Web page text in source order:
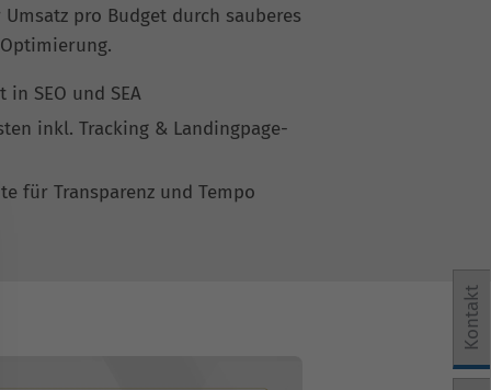
pro Budget durch sauberes
SEO und SEA
inkl. Tracking & Landingpage-
für Transparenz und Tempo
Kontakt